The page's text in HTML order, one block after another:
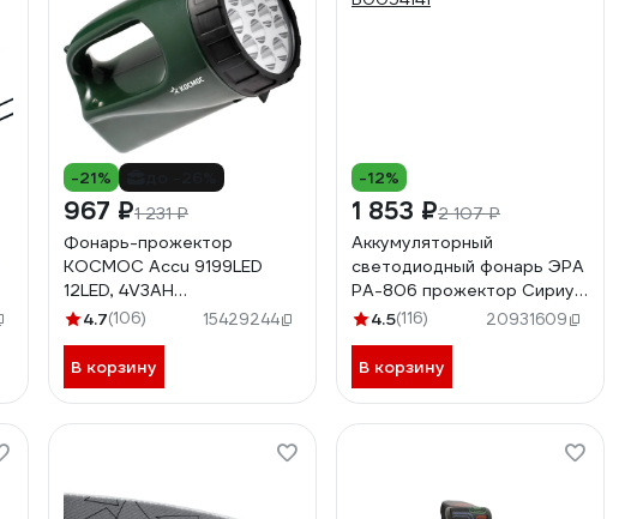
-21%
967 ₽1 231 ₽
Фонарь-прожектор
КОСМОС Accu 9199LED
12LED, 4V3AH
KOCAccu9199LED
4.7(106) 15429244
В корзину
-12%
1 853 ₽2 107 ₽
Аккумуляторный
светодиодный фонарь ЭРА
PA-806 прожектор Сириус,
Б0054141
4.5(116) 20931609
В корзину